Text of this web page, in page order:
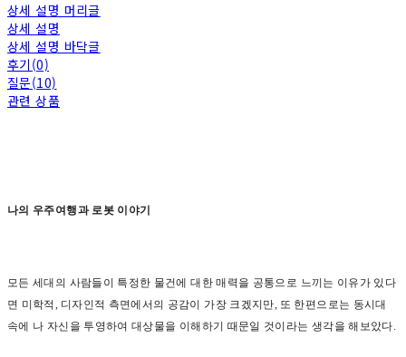
상세 설명 머리글
상세 설명
상세 설명 바닥글
후기(0)
질문(10)
관련 상품
나의 우주여행과 로봇 이야기
모든 세대의 사람들이 특정한 물건에 대한 매력을 공통으로 느끼는 이유가 있다
면 미학적 , 디자인적 측면에서의 공감이 가장 크겠지만, 또 한편으로는 동시대
속에 나 자신을 투영하여 대상물을 이해하기 때문일 것이라는 생각을 해보았다.